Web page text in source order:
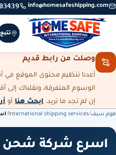
info@homesafeshipping.com
تتبع
وصلت من رابط قديم
أعدنا تنظيم محتوى الموقع
الوسوم المتفرقة، ونقلناك
إن لم تجد ما تريد، ابحث هنا أو
هوم سيف/
International shipping services
/
اسرع شركة شحن